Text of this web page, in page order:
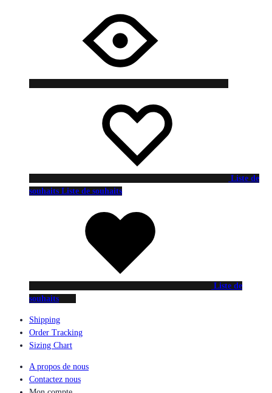
Liste de
souhaits Liste de souhaits
Liste de
souhaits
Shipping
Order Tracking
Sizing Chart
A propos de nous
Contactez nous